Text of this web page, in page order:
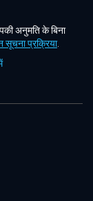
अनुमति के बिना
सूचना प्रक्रिया.